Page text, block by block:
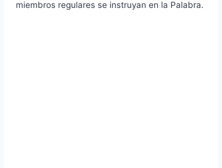
miembros regulares se instruyan en la Palabra.